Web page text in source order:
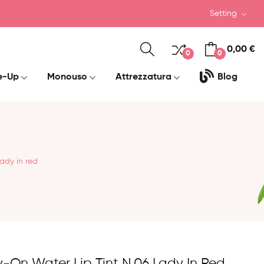
Setting
0 0,00 €
0
Up Monouso Attrezzatura Blog
in red